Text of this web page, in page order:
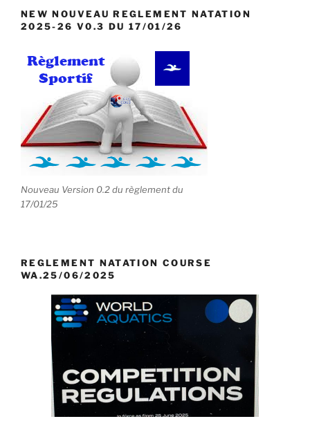
NEW NOUVEAU REGLEMENT NATATION
2025-26 V0.3 DU 17/01/26
Nouveau Version 0.2 du règlement du
17/01/25
REGLEMENT NATATION COURSE
WA.25/06/2025